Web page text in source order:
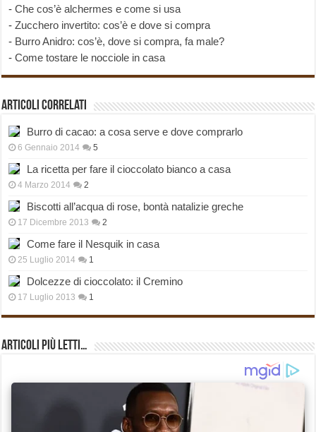
-Che cos’è alchermes e come si usa
-Zucchero invertito: cos’è e dove si compra
- Burro Anidro: cos’è, dove si compra, fa male?
-Come tostare le nocciole in casa
Articoli correlati
Burro di cacao: a cosa serve e dove comprarlo
6 Gennaio 2014 5
La ricetta per fare il cioccolato bianco a casa
4 Marzo 2014 2
Biscotti all’acqua di rose, bontà natalizie greche
17 Dicembre 2013 2
Come fare il Nesquik in casa
25 Luglio 2014 1
Dolcezze di cioccolato: il Cremino
17 Luglio 2013 1
Articoli più Letti…